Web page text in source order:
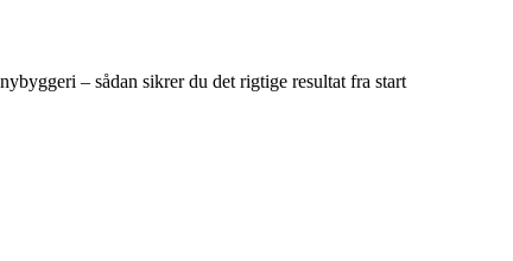
– sådan sikrer du det rigtige resultat fra start